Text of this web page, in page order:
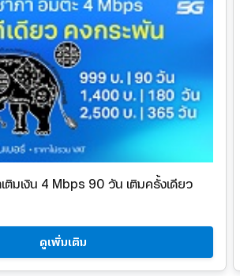
เติมเงิน 4 Mbps 90 วัน เติมครั้งเดียว
ดูเพิ่มเติม